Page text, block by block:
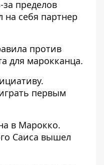
пределов
себя партнер
против
для марокканца.
первым
в Марокко.
Саиса вышел